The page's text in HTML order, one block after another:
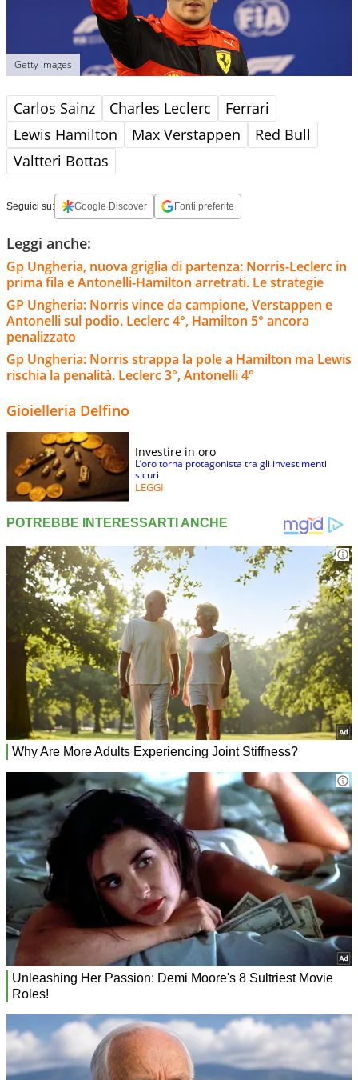
Getty Images
Carlos Sainz Charles Leclerc
Ferrari
Lewis Hamilton
Max Verstappen
Red Bull
Valtteri Bottas
Seguici su: Google Discover Fonti preferite
Leggi anche:
Gp Ungheria, nuova griglia di partenza: Norris-Leclerc in
prima fila e Antonelli-Hamilton arretrati. Le strategie
GP Ungheria: Norris vince da campione, Verstappen e
Antonelli sul podio. Leclerc 4°, Hamilton 5° ancora
penalizzato
Gp Ungheria: Norris strappa la pole a Hamilton ma Lewis
rischia la penalità. Leclerc 3°, Antonelli 4°
Gioielleria Delfino
Investire in oro
L’oro torna protagonista tra gli investimenti
sicuri
LEGGI